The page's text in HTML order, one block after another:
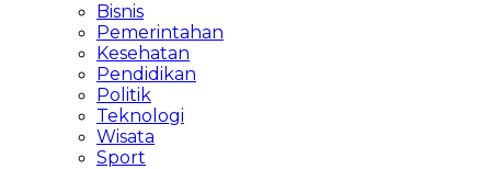
Bisnis
Pemerintahan
Kesehatan
Pendidikan
Politik
Teknologi
Wisata
Sport